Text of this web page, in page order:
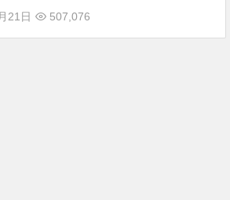
21日 507,076